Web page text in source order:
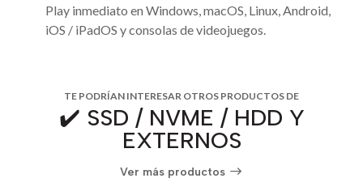
Play inmediato en Windows, macOS, Linux, Android,
iOS / iPadOS y consolas de videojuegos.
TE PODRÍAN INTERESAR OTROS PRODUCTOS DE
✔️ SSD / NVME / HDD Y
EXTERNOS
Ver más productos